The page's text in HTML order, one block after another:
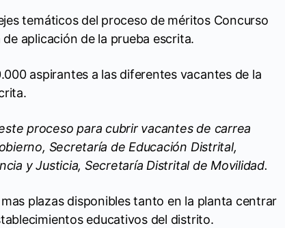
temáticos del proceso de méritos Concurso
aplicación de la prueba escrita.
aspirantes a las diferentes vacantes de la
proceso para cubrir vacantes de carrea
Secretaría de Educación Distrital,
y Justicia, Secretaría Distrital de Movilidad.
plazas disponibles tanto en la planta centrar
educativos del distrito.